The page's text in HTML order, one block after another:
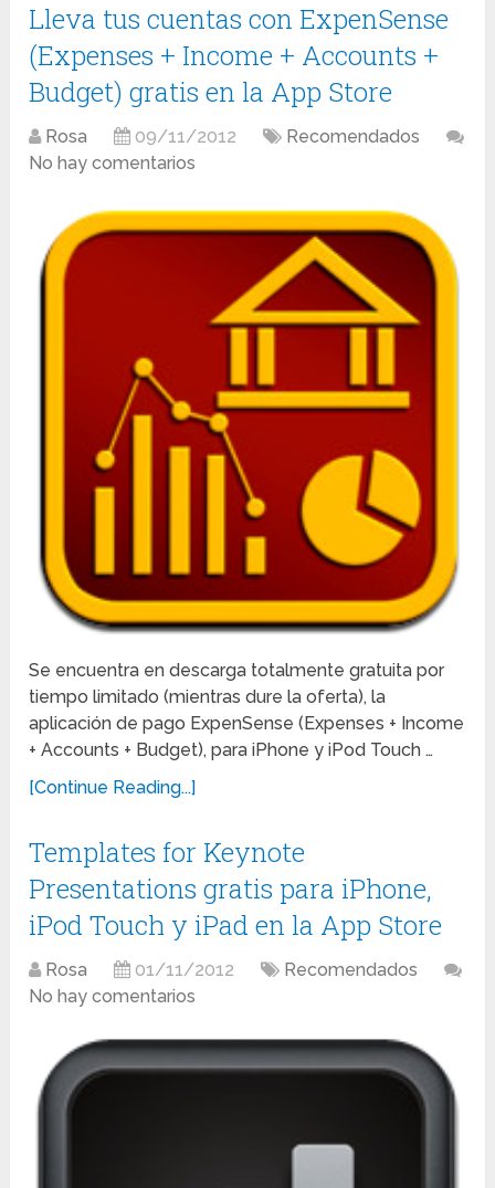
Lleva tus cuentas con ExpenSense
(Expenses + Income + Accounts +
Budget) gratis en la App Store
Rosa 09/11/2012
Recomendados
No hay comentarios
Se encuentra en descarga totalmente gratuita por
tiempo limitado (mientras dure la oferta), la
aplicación de pago ExpenSense (Expenses + Income
+ Accounts + Budget), para iPhone y iPod Touch …
[Continue Reading...]
Templates for Keynote
Presentations gratis para iPhone,
iPod Touch y iPad en la App Store
Rosa 01/11/2012
Recomendados
No hay comentarios